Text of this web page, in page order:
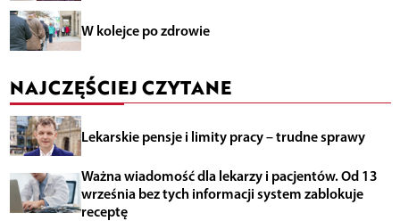
W kolejce po zdrowie
NAJCZĘŚCIEJ CZYTANE
Lekarskie pensje i limity pracy – trudne sprawy
Ważna wiadomość dla lekarzy i pacjentów. Od 13
września bez tych informacji system zablokuje
receptę